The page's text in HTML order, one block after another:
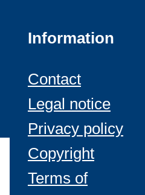
Information
Contact
Legal notice
Privacy policy
Copyright
Terms of